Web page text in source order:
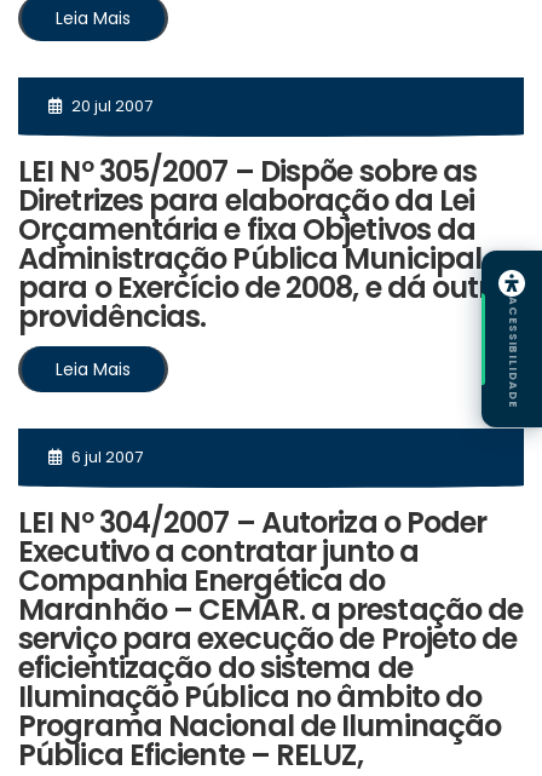
Leia Mais
20 jul 2007
LEI Nº 305/2007 – Dispõe sobre as
Diretrizes para elaboração da Lei
Orçamentária e fixa Objetivos da
Administração Pública Municipal
para o Exercício de 2008, e dá outras
providências.
Leia Mais
6 jul 2007
LEI Nº 304/2007 – Autoriza o Poder
Executivo a contratar junto a
Companhia Energética do
Maranhão – CEMAR. a prestação de
serviço para execução de Projeto de
eficientização do sistema de
Iluminação Pública no âmbito do
Programa Nacional de Iluminação
Pública Eficiente – RELUZ,
ACESSIBILIDADE